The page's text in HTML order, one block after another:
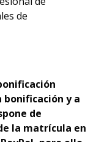
de
bonificación y a
de
la matrícula en